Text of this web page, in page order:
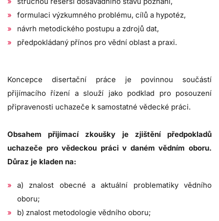
formulaci výzkumného problému, cílů a hypotéz,
návrh metodického postupu a zdrojů dat,
předpokládaný přínos pro vědní oblast a praxi.
Koncepce disertační práce je povinnou součástí
přijímacího řízení a slouží jako podklad pro posouzení
připravenosti uchazeče k samostatné vědecké práci.
Obsahem přijímací zkoušky je zjištění předpokladů
uchazeče pro vědeckou práci v daném vědním oboru.
Důraz je kladen na:
a) znalost obecné a aktuální problematiky vědního
oboru;
b) znalost metodologie vědního oboru;